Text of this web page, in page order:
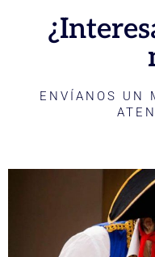
ENVÍANOS UN